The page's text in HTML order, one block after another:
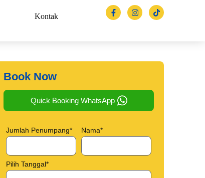
Kontak
Book Now
Quick Booking WhatsApp
Jumlah Penumpang* Nama*
Pilih Tanggal*